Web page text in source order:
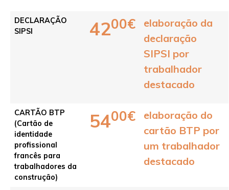
DECLARAÇÃO
SIPSI
4200€
elaboração da
declaração
SIPSI por
trabalhador
destacado
CARTÃO BTP
(Cartão de
identidade
profissional
francês para
trabalhadores da
construção)
5400€
elaboração do
cartão BTP por
um trabalhador
destacado